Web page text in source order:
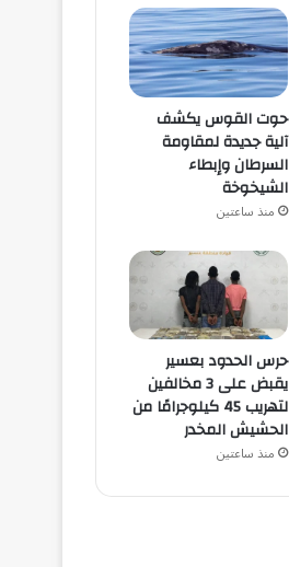
حوت القوس يكشف
آلية جديدة لمقاومة
السرطان وإبطاء
الشيخوخة
منذ ساعتين
حرس الحدود بعسير
يقبض على 3 مخالفين
لتهريب 45 كيلوجرامًا من
الحشيش المخدر
منذ ساعتين